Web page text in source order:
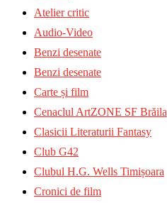
Atelier critic
Audio-Video
Benzi desenate
Benzi desenate
Carte și film
Cenaclul ArtZONE SF Brăila
Clasicii Literaturii Fantasy
Club G42
Clubul H.G. Wells Timișoara
Cronici de film